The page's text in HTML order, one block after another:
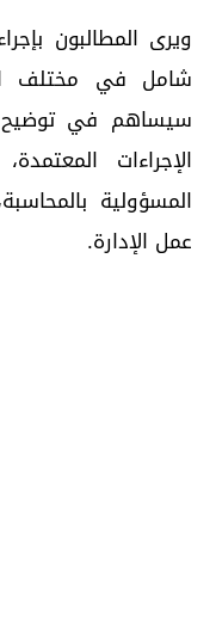
ويرى المطالبون
شامل في مختلف
سيساهم في توضيح
الإجراءات
المسؤولية
عمل الإدارة.